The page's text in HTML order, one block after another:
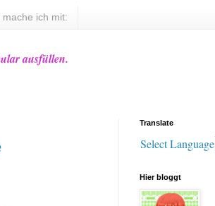
mache ich mit:
ausfüllen.
Translate
Select Language
Hier bloggt